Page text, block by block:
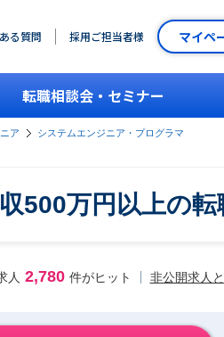
る質問 採用ご担当者様 マイペ
転職相談会・セミナー
ア
システムエンジニア・プログラマ
500万円以上の
人 2,780 件がヒット 非公開求人